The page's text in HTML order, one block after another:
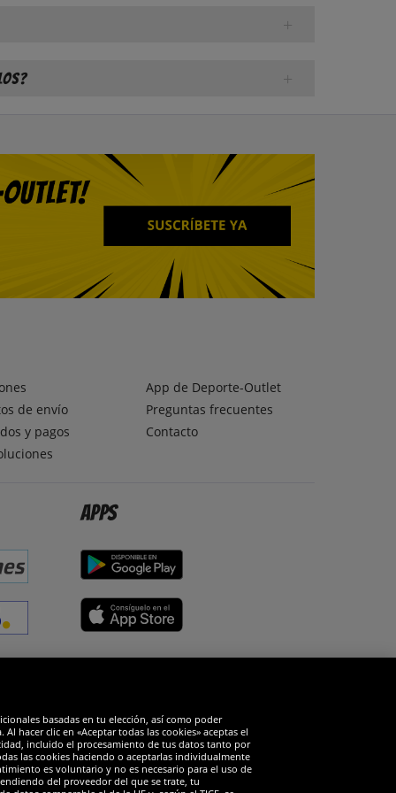
de envío
y pagos
App de Deporte-Outlet
Preguntas frecuentes
Contacto
Apps
basadas en tu elección, así como poder
hacer clic en «Aceptar todas las cookies» aceptas el
incluido el procesamiento de tus datos tanto por
las cookies haciendo o aceptarlas individualmente
es voluntario y no es necesario para el uso de
del proveedor del que se trate, tu